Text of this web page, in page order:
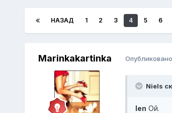
НАЗАД 1 2 3 4 5 6
Marinkakartinka Опубликовано
Niels
len Ой.